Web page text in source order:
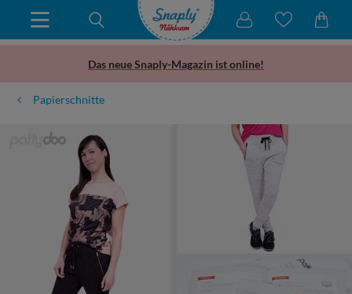
Das neue Snaply-Magazin ist online!
Papierschnitte